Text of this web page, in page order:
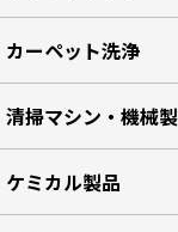
カーペット洗浄
清掃マシン・機械
ケミカル製品